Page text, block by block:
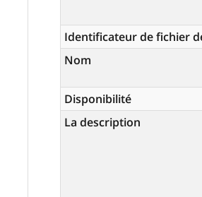
Identificateur de fichier
Nom
Disponibilité
La description